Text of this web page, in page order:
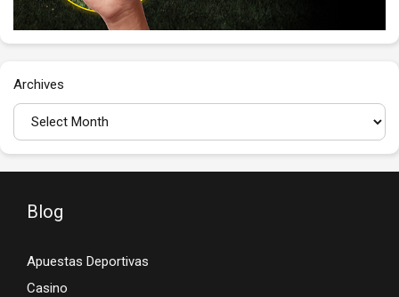
Archives
Blog
Apuestas Deportivas
Casino